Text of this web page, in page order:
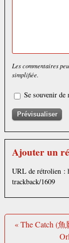
Les commentaires
simplifiée.
Se souvenir
Ajouter un
URL de rétrolien :
trackback/1609
« The Catch (